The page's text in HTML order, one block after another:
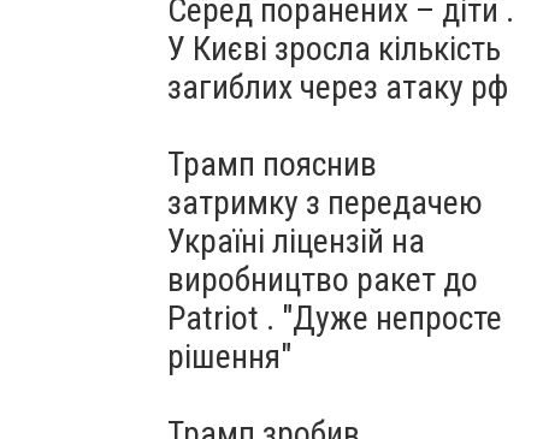
Серед поранених – діти .
У Києві зросла кількість
загиблих через атаку рф
Трамп пояснив
затримку з передачею
Україні ліцензій на
виробництво ракет до
Patriot . "Дуже непросте
рішення"